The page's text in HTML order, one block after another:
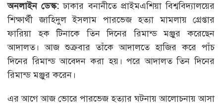
অনলাইন ডেস্ক:ঢাকার বনানীতে প্রাইমএশিয়া বিশ্ববিদ্যালয়ের
শিক্ষার্থী জাহিদুল ইসলাম পারভেজ হত্যা মামলায় গ্রেপ্তার
ফারিয়া হক টিনাকে তিন দিনের রিমান্ড মঞ্জুর করেছেন
আদালত। আজ শুক্রবার তাঁকে আদালতে হাজির করে পাঁচ
দিনের রিমান্ড আবেদন করা হয়। পরে আদালত তিন দিনের
রিমান্ড মঞ্জুর করেন।
এর আগে আজ ভোরে পারভেজ হত্যার ঘটনায় আলোচনায় আসা